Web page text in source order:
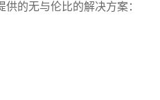
的无与伦比的解决方案：